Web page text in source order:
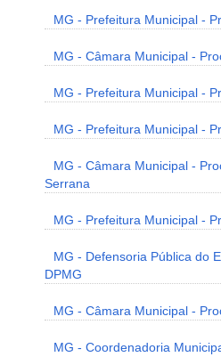
MG - Prefeitura Municipal -
MG - Câmara Municipal -
MG - Prefeitura Municipal -
MG - Prefeitura Municipal -
MG - Câmara Municipal -
Serrana
MG - Prefeitura Municipal -
MG - Defensoria Pública do
DPMG
MG - Câmara Municipal -
MG - Coordenadoria